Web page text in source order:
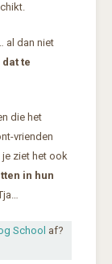
al dan niet
dat te
die het
vrienden
je ziet het ook
in hun
School af?